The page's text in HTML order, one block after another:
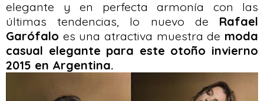
elegante y en perfecta armonía con las
últimas tendencias, lo nuevo de Rafael
Garófalo es una atractiva muestra de moda
casual elegante para este otoño invierno
2015 en Argentina.